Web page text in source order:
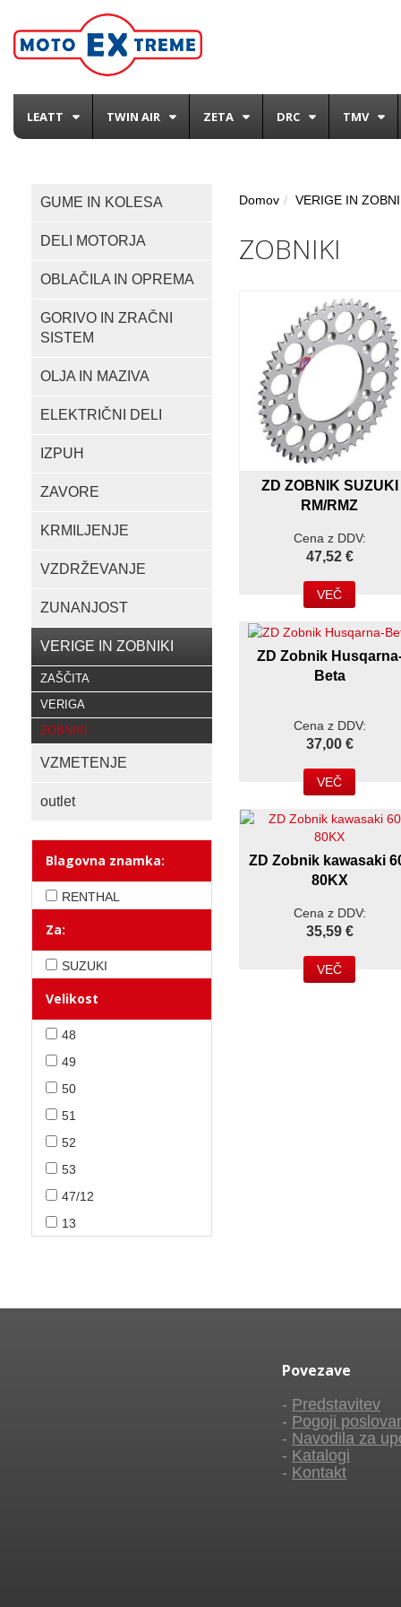
LEATT TWIN AIR ZETA DRC TMV
GUME IN KOLESA
DELI MOTORJA
OBLAČILA IN OPREMA
GORIVO IN ZRAČNI
SISTEM
OLJA IN MAZIVA
ELEKTRIČNI DELI
IZPUH
ZAVORE
KRMILJENJE
VZDRŽEVANJE
ZUNANJOST
VERIGE IN ZOBNIKI
ZAŠČITA
VERIGA
ZOBNIKI
VZMETENJE
outlet
Blagovna znamka:
RENTHAL
Za:
SUZUKI
Velikost
48
49
50
51
52
53
47/12
13
Domov VERIGE IN
ZOBNIKI
ZD ZOBNIK SUZUKI
RM/RMZ
Cena z DDV:
47,52 €
VEČ
ZD Zobnik
Beta
Cena z DDV:
37,00 €
VEČ
ZD Zobnik kawasaki
80KX
Cena z DDV:
35,59 €
VEČ
Povezave
- Predstavitev
- Pogoji
- Navodila za
- Katalogi
- Kontakt